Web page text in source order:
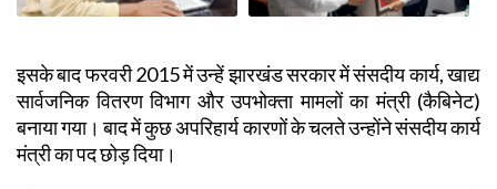
इसके बाद फरवरी 2015 में उन्हें झारखंड सरकार में संसदीय कार्य, खाद्य
सार्वजनिक वितरण विभाग और उपभोक्ता मामलों का मंत्री (कैबिनेट)
बनाया गया। बाद में कुछ अपरिहार्य कारणों के चलते उन्होंने संसदीय कार्य
मंत्री का पद छोड़ दिया।